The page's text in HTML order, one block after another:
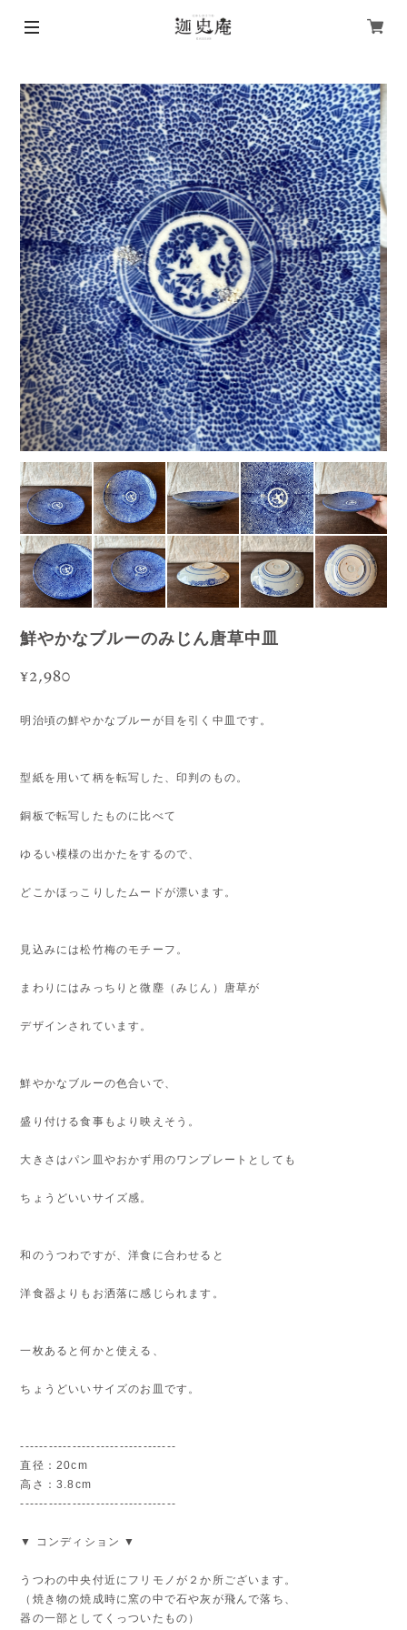
鮮やかなブルーのみじん唐草中皿
¥2,980
明治頃の鮮やかなブルーが目を引く中皿です。
型紙を用いて柄を転写した、印判のもの。
銅板で転写したものに比べて
ゆるい模様の出かたをするので、
どこかほっこりしたムードが漂います。
見込みには松竹梅のモチーフ。
まわりにはみっちりと微塵（みじん）唐草が
デザインされています。
鮮やかなブルーの色合いで、
盛り付ける食事もより映えそう。
大きさはパン皿やおかず用のワンプレートとしても
ちょうどいいサイズ感。
和のうつわですが、洋食に合わせると
洋食器よりもお洒落に感じられます。
一枚あると何かと使える、
ちょうどいいサイズのお皿です。
---------------------------------
直径：20cm
高さ：3.8cm
---------------------------------
▼ コンディション ▼
うつわの中央付近にフリモノが２か所ございます。
（焼き物の焼成時に窯の中で石や灰が飛んで落ち、
器の一部としてくっついたもの）